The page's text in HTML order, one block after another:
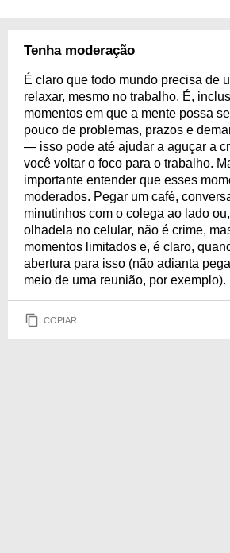
Tenha moderação
É claro que todo mundo precisa de
relaxar, mesmo no trabalho. É,
momentos em que a mente possa
pouco de problemas, prazos e
— isso pode até ajudar a aguçar a
você voltar o foco para o trabalho.
importante entender que esses
moderados. Pegar um café,
minutinhos com o colega ao lado
olhadela no celular, não é crime,
momentos limitados e, é claro,
abertura para isso (não adianta
meio de uma reunião, por exemplo).
COPIAR